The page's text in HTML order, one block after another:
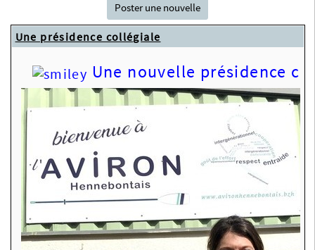
Poster une nouvelle
Une présidence collégiale
Une nouvelle présidence